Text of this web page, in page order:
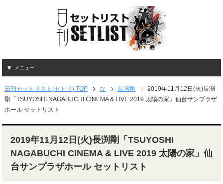
メニュー
日刊セットリスト(セトリ) TOP な 長渕剛
2019年11月12日(火)長渕
剛「TSUYOSHI NAGABUCHI CINEMA & LIVE 2019 太陽の家」仙台サンプラザ
ホール セットリスト
2019年11月12日(火)長渕剛「TSUYOSHI
NAGABUCHI CINEMA & LIVE 2019 太陽の家」仙
台サンプラザホール セットリスト